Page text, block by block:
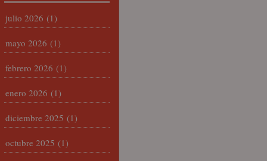
julio 2026 (1)
mayo 2026 (1)
febrero 2026 (1)
enero 2026 (1)
diciembre 2025 (1)
octubre 2025 (1)